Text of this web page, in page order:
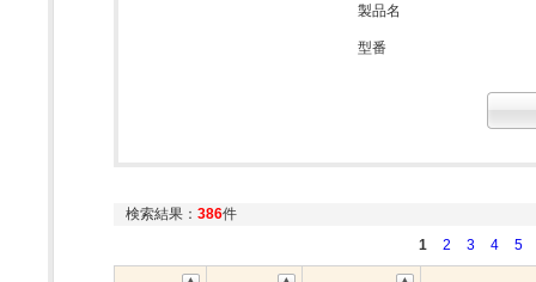
製品名
型番
検索結果： 386件
1
2 3 4 5